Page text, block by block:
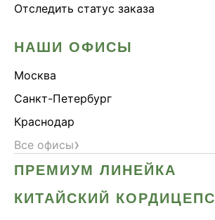
Отследить статус заказа
НАШИ ОФИСЫ
Москва
Санкт-Петербург
Краснодар
Все офисы›
ПРЕМИУМ ЛИНЕЙКА
КИТАЙСКИЙ КОРДИЦЕПС